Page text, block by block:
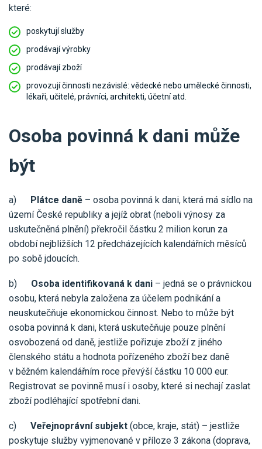
které:
poskytují služby
prodávají výrobky
prodávají zboží
provozují činnosti nezávislé: vědecké nebo umělecké činnosti,
lékaři, učitelé, právníci, architekti, účetní atd.
Osoba povinná k dani může
být
a) Plátce daně – osoba povinná k dani, která má sídlo na
území České republiky a jejíž obrat (neboli výnosy za
uskutečněná plnění) překročil částku 2 milion korun za
období nejbližších 12 předcházejících kalendářních měsíců
po sobě jdoucích.
b) Osoba identifikovaná k dani – jedná se o právnickou
osobu, která nebyla založena za účelem podnikání a
neuskutečňuje ekonomickou činnost. Nebo to může být
osoba povinná k dani, která uskutečňuje pouze plnění
osvobozená od daně, jestliže pořizuje zboží z jiného
členského státu a hodnota pořízeného zboží bez daně
v běžném kalendářním roce převýší částku 10 000 eur.
Registrovat se povinně musí i osoby, které si nechají zaslat
zboží podléhající spotřební dani.
c) Veřejnoprávní subjekt (obce, kraje, stát) – jestliže
poskytuje služby vyjmenované v příloze 3 zákona (doprava,